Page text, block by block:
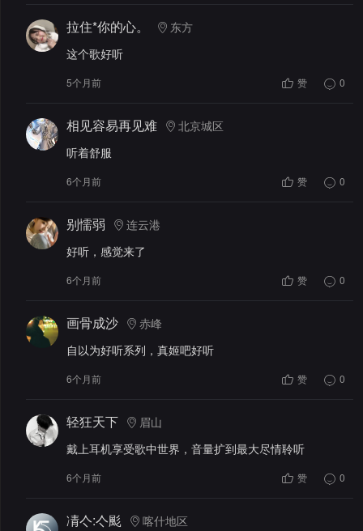
拉住*你的心。
东方
这个歌好听
5个月前 赞 0
相见容易再见难
北京城区
听着舒服
6个月前 赞 0
别懦弱
连云港
好听，感觉来了
6个月前 赞 0
画骨成沙
赤峰
自以为好听系列，真姬吧好听
6个月前 赞 0
轻狂天下
眉山
戴上耳机享受歌中世界，音量扩到最大尽情聆听
6个月前 赞 0
凊亽:亽颩
喀什地区